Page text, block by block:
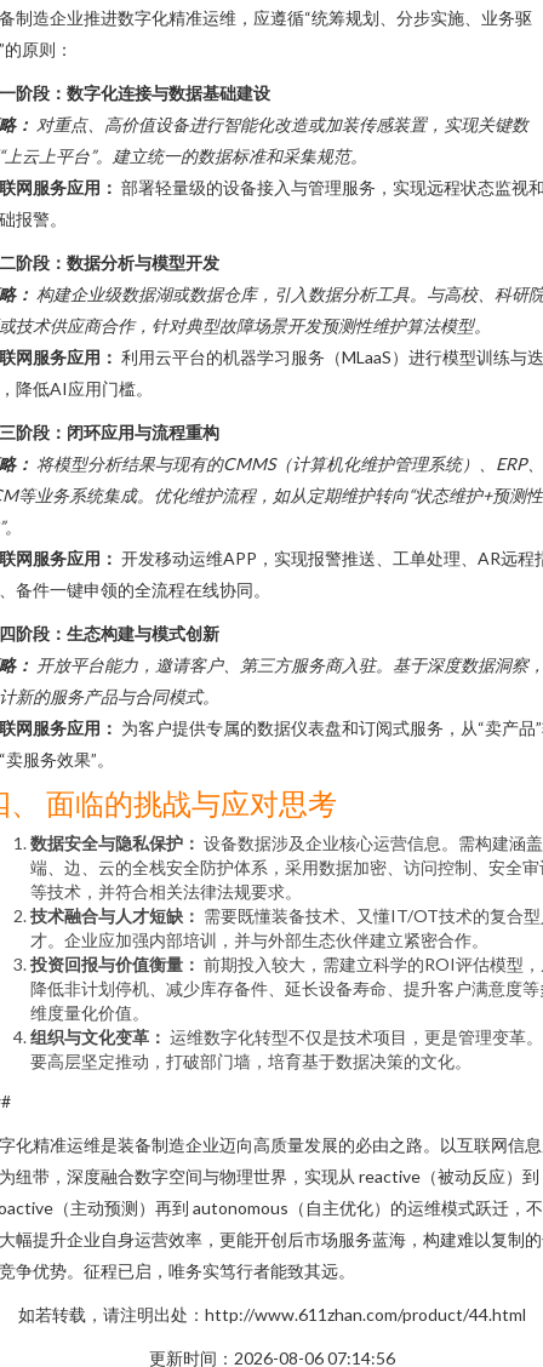
制造企业推进数字化精准运维，应遵循“统筹规划、分步实施、业务驱
的原则：
阶段：数字化连接与数据基础建设
： 对重点、高价值设备进行智能化改造或加装传感装置，实现关键数
上云上平台”。建立统一的数据标准和采集规范。
网服务应用： 部署轻量级的设备接入与管理服务，实现远程状态监视
报警。
阶段：数据分析与模型开发
： 构建企业级数据湖或数据仓库，引入数据分析工具。与高校、科研
技术供应商合作，针对典型故障场景开发预测性维护算法模型。
网服务应用： 利用云平台的机器学习服务（MLaaS）进行模型训练与迭
降低AI应用门槛。
阶段：闭环应用与流程重构
： 将模型分析结果与现有的CMMS（计算机化维护管理系统）、ERP、
等业务系统集成。优化维护流程，如从定期维护转向“状态维护+预测
网服务应用： 开发移动运维APP，实现报警推送、工单处理、AR远程
备件一键申领的全流程在线协同。
阶段：生态构建与模式创新
： 开放平台能力，邀请客户、第三方服务商入驻。基于深度数据洞察
新的服务产品与合同模式。
网服务应用： 为客户提供专属的数据仪表盘和订阅式服务，从“卖产品
卖服务效果”。
、 面临的挑战与应对思考
数据安全与隐私保护： 设备数据涉及企业核心运营信息。需构建涵盖
端、边、云的全栈安全防护体系，采用数据加密、访问控制、安全审
等技术，并符合相关法律法规要求。
技术融合与人才短缺： 需要既懂装备技术、又懂IT/OT技术的复合
才。企业应加强内部培训，并与外部生态伙伴建立紧密合作。
投资回报与价值衡量： 前期投入较大，需建立科学的ROI评估模型
降低非计划停机、减少库存备件、延长设备寿命、提升客户满意度等
维度量化价值。
组织与文化变革： 运维数字化转型不仅是技术项目，更是管理变革
要高层坚定推动，打破部门墙，培育基于数据决策的文化。
化精准运维是装备制造企业迈向高质量发展的必由之路。以互联网信
纽带，深度融合数字空间与物理世界，实现从 reactive（被动反应）到
（主动预测）再到 autonomous（自主优化）的运维模式跃迁，
幅提升企业自身运营效率，更能开创后市场服务蓝海，构建难以复制
争优势。征程已启，唯务实笃行者能致其远。
如若转载，请注明出处：http://www.611zhan.com/product/44.html
更新时间：2026-08-06 07:14:56